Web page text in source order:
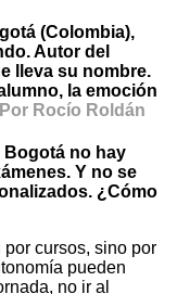
(Colombia),
Autor del
lleva su nombre.
la emoción
Por Rocío Roldán
Bogotá no hay
Y no se
¿Cómo
cursos, sino por
pueden
no ir al